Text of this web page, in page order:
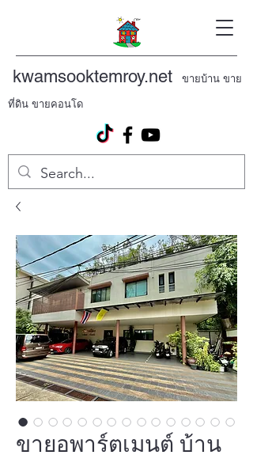
kwamsooktemroy.net ขายบ้าน ขาย
ที่ดิน ขายคอนโด
ขายอพาร์ตเมนต์ บ้าน